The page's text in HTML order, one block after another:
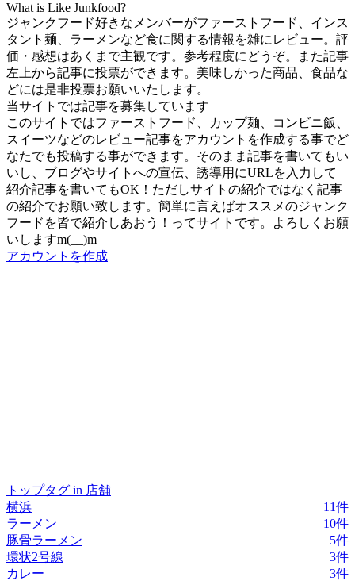
What is Like Junkfood?
ジャンクフード好きなメンバーがファーストフード、インス
タント麺、ラーメンなど食に関する情報を雑にレビュー。評
価・感想はあくまで主観です。参考程度にどうぞ。また記事
左上から記事に投票ができます。美味しかった商品、食品な
どには是非投票お願いいたします。
当サイトでは記事を募集しています
このサイトではファーストフード、カップ麺、コンビニ飯、
スイーツなどのレビュー記事をアカウントを作成する事でど
なたでも投稿する事ができます。そのまま記事を書いてもい
いし、ブログやサイトへの宣伝、誘導用にURLを入力して
紹介記事を書いてもOK！ただしサイトの紹介ではなく記事
の紹介でお願い致します。簡単に言えばオススメのジャンク
フードを皆で紹介しあおう！ってサイトです。よろしくお願
いしますm(__)m
アカウントを作成
トップタグ in 店舗
横浜
11件
ラーメン
10件
豚骨ラーメン
5件
環状2号線
3件
カレー
3件